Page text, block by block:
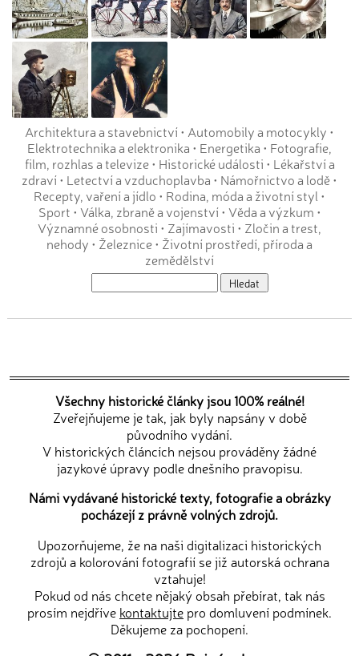
Architektura a stavebnictví• Automobily a motocykly •
Elektrotechnika a elektronika • Energetika • Fotografie,
film, rozhlas a televize• Historické události • Lékařství a
zdraví• Letectví a vzduchoplavba • Námořnictvo a lodě•
Recepty, vaření a jídlo • Rodina, móda a životní styl •
Sport • Válka, zbraně a vojenství• Věda a výzkum •
Významné osobnosti • Zajímavosti • Zločin a trest,
nehody • Železnice• Životní prostředí, příroda a
zemědělství
Všechny historické články jsou 100% reálné!
Zveřejňujeme je tak, jak byly napsány v době
původního vydání.
V historických článcích nejsou prováděny žádné
jazykové úpravy podle dnešního pravopisu.
Námi vydávané historické texty, fotografie a obrázky
pocházejí z právně volných zdrojů.
Upozorňujeme, že na naši digitalizaci historických
zdrojů a kolorování fotografií se již autorská ochrana
vztahuje!
Pokud od nás chcete nějaký obsah přebírat, tak nás
prosím nejdříve kontaktujte pro domluvení podmínek.
Děkujeme za pochopení.